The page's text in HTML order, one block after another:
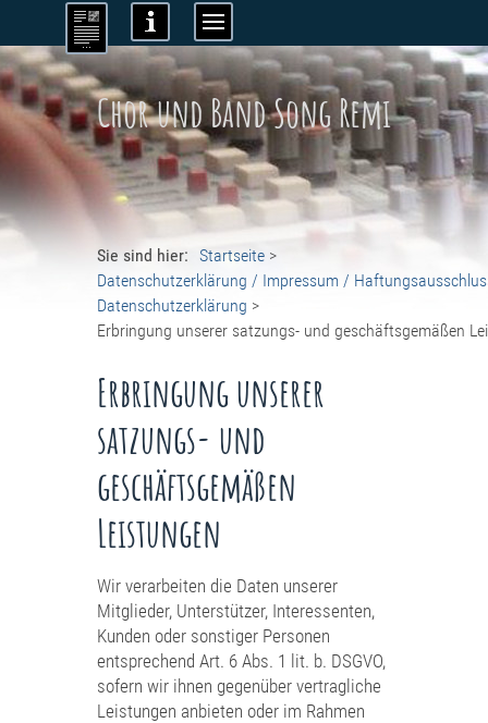
Chor und Band Song Remi
Sie sind hier: Startseite >
Datenschutzerklärung / Impressum /
Datenschutzerklärung >
Erbringung unserer satzungs- und geschäftsgemäßen
Erbringung unserer
satzungs- und
geschäftsgemäßen
Leistungen
Wir verarbeiten die Daten unserer
Mitglieder, Unterstützer, Interessenten,
Kunden oder sonstiger Personen
entsprechend Art. 6 Abs. 1 lit. b. DSGVO,
sofern wir ihnen gegenüber vertragliche
Leistungen anbieten oder im Rahmen